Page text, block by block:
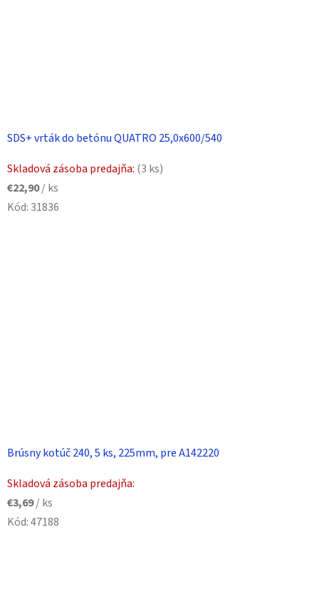
SDS+ vrták do betónu QUATRO 25,0x600/540
Skladová zásoba predajňa: (3 ks)
€22,90/ ks
Kód: 31836
Brúsny kotúč 240, 5 ks, 225mm, pre A142220
Skladová zásoba predajňa:
€3,69/ ks
Kód:47188